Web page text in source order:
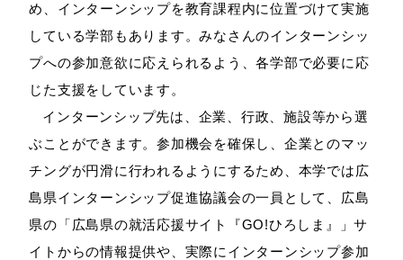
め、インターンシップを教育課程内に位置づけて実施
している学部もあります。みなさんのインターンシッ
プへの参加意欲に応えられるよう、各学部で必要に応
じた支援をしています。
インターンシップ先は、企業、行政、施設等から選
ぶことができます。参加機会を確保し、企業とのマッ
チングが円滑に行われるようにするため、本学では広
島県インターンシップ促進協議会の一員として、広島
県の「広島県の就活応援サイト『GO!ひろしま』」サ
イトからの情報提供や、実際にインターンシップ参加